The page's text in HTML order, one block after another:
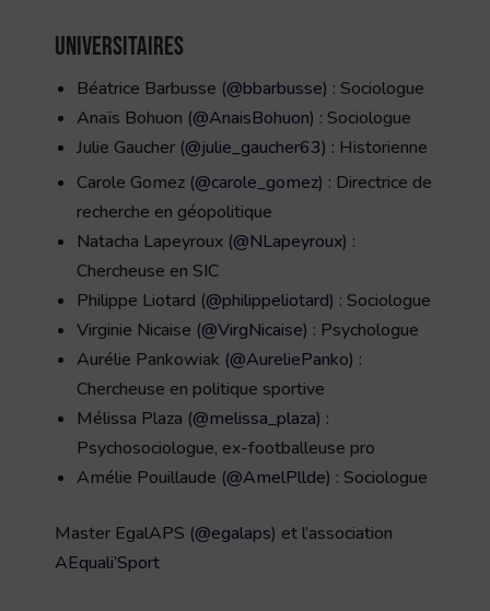
Universitaires
Béatrice Barbusse (@bbarbusse) : Sociologue
Anaïs Bohuon (@AnaisBohuon) : Sociologue
Julie Gaucher (@julie_gaucher63) : Historienne
Carole Gomez (@carole_gomez) : Directrice de
recherche en géopolitique
Natacha Lapeyroux (@NLapeyroux) :
Chercheuse en SIC
Philippe Liotard (@philippeliotard) : Sociologue
Virginie Nicaise (@VirgNicaise) : Psychologue
Aurélie Pankowiak (@AureliePanko) :
Chercheuse en politique sportive
Mélissa Plaza (@melissa_plaza) :
Psychosociologue, ex-footballeuse pro
Amélie Pouillaude (@AmelPllde) : Sociologue
Master EgalAPS (@egalaps) et l’association
AEquali’Sport